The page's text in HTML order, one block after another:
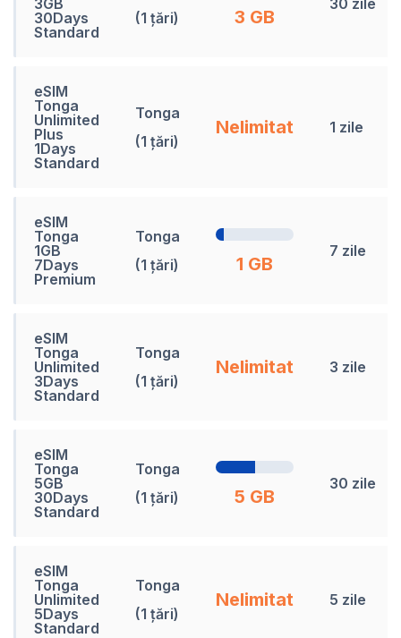
30Days
Standard
(1 țări) 3 GB
eSIM
Tonga
Unlimited
Plus
1Days
Standard
Tonga
(1 țări)
Nelimitat 1 zile
eSIM
Tonga
1GB
7Days
Premium
Tonga
(1 țări)
1 GB
7 zile
eSIM
Tonga
Unlimited
3Days
Standard
Tonga
(1 țări)
Nelimitat 3 zile
eSIM
Tonga
5GB
30Days
Standard
Tonga
(1 țări)
5 GB
30 zile
eSIM
Tonga
Unlimited
5Days
Standard
Tonga
(1 țări)
Nelimitat 5 zile